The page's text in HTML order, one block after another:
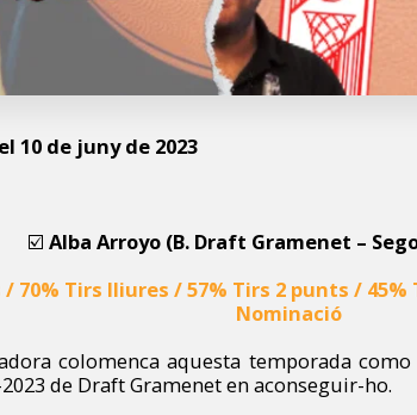
10 de juny de 2023
☑️ Alba Arroyo (B. Draft Gramenet –
/ 70% Tirs lliures / 57% Tirs 2 punts /
Nominació
colomenca aquesta temporada
de Draft Gramenet en aconseguir-ho.